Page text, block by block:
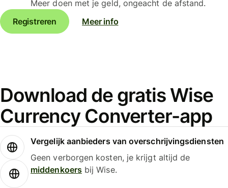
Meer doen met je geld, ongeacht de afstand.
Registreren
Meer info
Download de gratis Wise
Currency Converter-app
Vergelijk aanbieders van overschrijvingsdiensten
Geen verborgen kosten, je krijgt altijd de
middenkoersbij Wise.